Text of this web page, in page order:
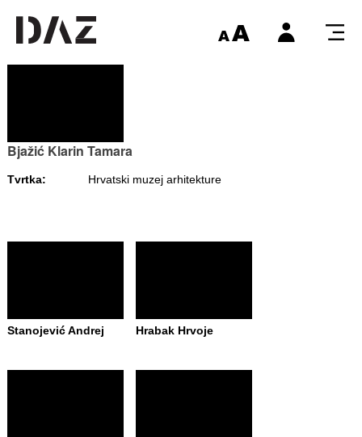
Bjažić Klarin Tamara
Tvrtka: Hrvatski muzej arhitekture
Stanojević Andrej Hrabak Hrvoje